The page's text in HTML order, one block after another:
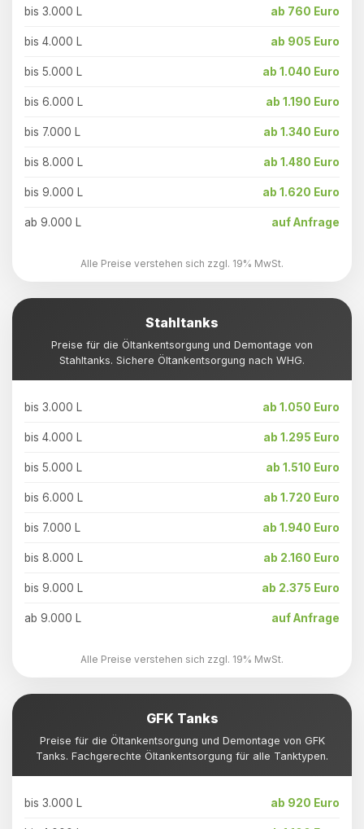
bis 3.000 L ab 760 Euro
bis 4.000 L ab 905 Euro
bis 5.000 L ab 1.040 Euro
bis 6.000 L ab 1.190 Euro
bis 7.000 L ab 1.340 Euro
bis 8.000 L ab 1.480 Euro
bis 9.000 L ab 1.620 Euro
ab 9.000 L auf Anfrage
Alle Preise verstehen sich zzgl. 19% MwSt.
Stahltanks
Preise für die Öltankentsorgung und Demontage von
Stahltanks. Sichere Öltankentsorgung nach WHG.
bis 3.000 L ab 1.050 Euro
bis 4.000 L ab 1.295 Euro
bis 5.000 L ab 1.510 Euro
bis 6.000 L ab 1.720 Euro
bis 7.000 L ab 1.940 Euro
bis 8.000 L ab 2.160 Euro
bis 9.000 L ab 2.375 Euro
ab 9.000 L auf Anfrage
Alle Preise verstehen sich zzgl. 19% MwSt.
GFK Tanks
Preise für die Öltankentsorgung und Demontage von GFK
Tanks. Fachgerechte Öltankentsorgung für alle Tanktypen.
bis 3.000 L ab 920 Euro